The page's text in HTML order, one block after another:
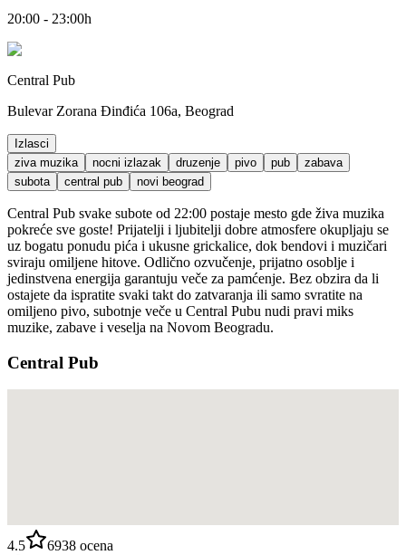
20:00 - 23:00h
Central Pub
Bulevar Zorana Đinđića 106a, Beograd
Izlasci
ziva muzika
nocni izlazak druzenje pivo pub
zabava
subota
central pub novi beograd
Central Pub svake subote od 22:00 postaje mesto gde živa muzika
pokreće sve goste! Prijatelji i ljubitelji dobre atmosfere okupljaju se
uz bogatu ponudu pića i ukusne grickalice, dok bendovi i muzičari
sviraju omiljene hitove. Odlično ozvučenje, prijatno osoblje i
jedinstvena energija garantuju veče za pamćenje. Bez obzira da li
ostajete da ispratite svaki takt do zatvaranja ili samo svratite na
omiljeno pivo, subotnje veče u Central Pubu nudi pravi miks
muzike, zabave i veselja na Novom Beogradu.
Central Pub
4.5 6938 ocena